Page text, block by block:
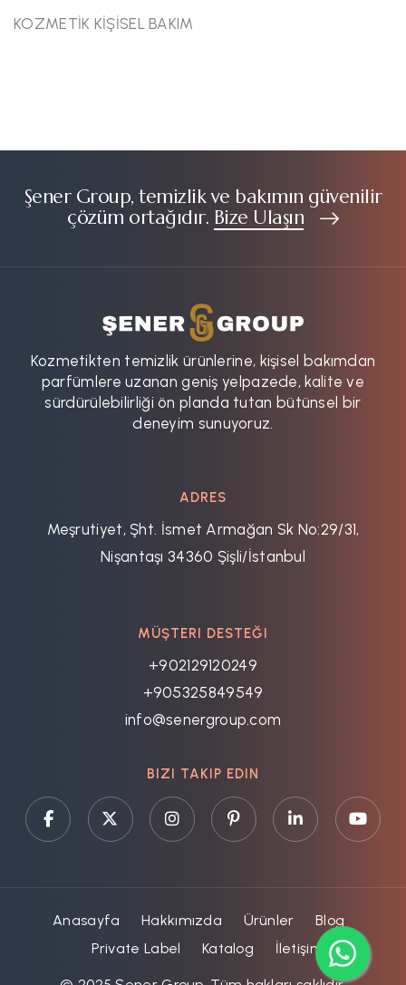
KOZMETİK KİŞİSEL BAKIM
Şener Group, temizlik ve bakımın güvenilir
çözüm ortağıdır. Bize Ulaşın
Kozmetikten temizlik ürünlerine, kişisel bakımdan
parfümlere uzanan geniş yelpazede, kalite ve
sürdürülebilirliği ön planda tutan bütünsel bir
deneyim sunuyoruz.
ADRES
Meşrutiyet, Şht. İsmet Armağan Sk No:29/31,
Nişantaşı 34360 Şişli/İstanbul
MÜŞTERI DESTEĞI
+902129120249
+905325849549
info@senergroup.com
BIZI TAKIP EDIN
Anasayfa Hakkımızda Ürünler
Blog
Private Label
Katalog İletişim